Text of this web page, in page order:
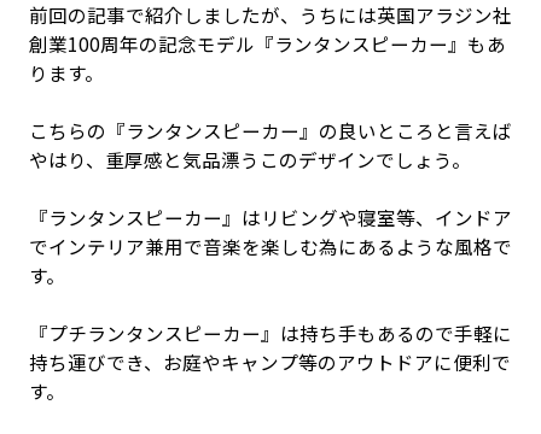
前回の記事で紹介しましたが、うちには英国アラジン社
創業100周年の記念モデル『ランタンスピーカー』もあ
ります。
こちらの『ランタンスピーカー』の良いところと言えば
やはり、重厚感と気品漂うこのデザインでしょう。
『ランタンスピーカー』はリビングや寝室等、インドア
でインテリア兼用で音楽を楽しむ為にあるような風格で
す。
『プチランタンスピーカー』は持ち手もあるので手軽に
持ち運びでき、お庭やキャンプ等のアウトドアに便利で
す。